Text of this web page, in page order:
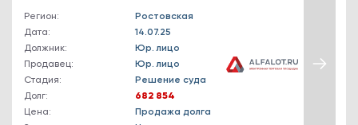
Регион:
Ростовская
Дата:
14.07.25
Должник:
Юр. лицо
Продавец:
Юр. лицо
Стадия:
Решение суда
Долг:
682 854
Цена:
Продажа долга